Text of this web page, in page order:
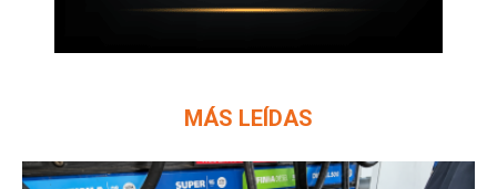
MÁS LEÍDAS